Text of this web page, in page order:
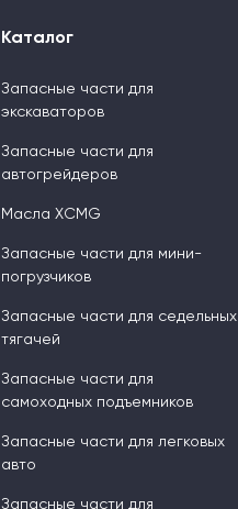
Каталог
Запасные части для
экскаваторов
Запасные части для
автогрейдеров
Масла XCMG
Запасные части для мини-
погрузчиков
Запасные части для седельных
тягачей
Запасные части для
самоходных подъемников
Запасные части для легковых
авто
Запасные части для